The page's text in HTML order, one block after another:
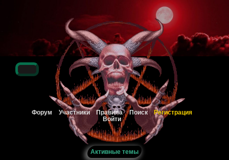
Форум Участники Правила Поиск Регистрация
Войти
Активные темы